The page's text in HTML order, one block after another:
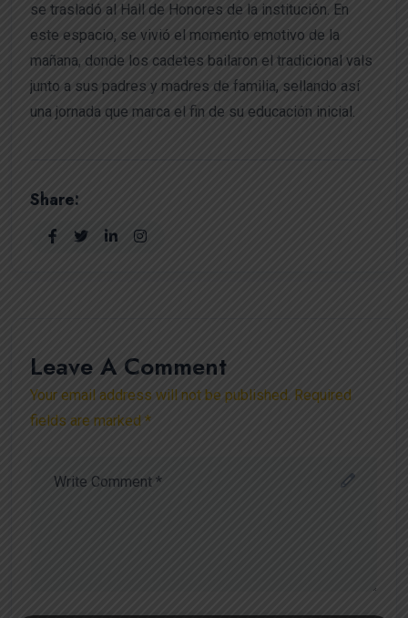
se trasladó al Hall de Honores de la institución. En
este espacio, se vivió el momento emotivo de la
mañana, donde los cadetes bailaron el tradicional vals
junto a sus padres y madres de familia, sellando así
una jornada que marca el fin de su educación inicial.
Share:
Leave A Comment
Your email address will not be published. Required
fields are marked *